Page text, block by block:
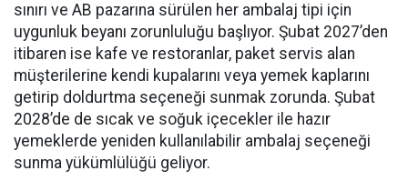
sınırı ve AB pazarına sürülen her ambalaj tipi için
uygunluk beyanı zorunluluğu başlıyor. Şubat 2027’den
itibaren ise kafe ve restoranlar, paket servis alan
müşterilerine kendi kupalarını veya yemek kaplarını
getirip doldurtma seçeneği sunmak zorunda. Şubat
2028’de de sıcak ve soğuk içecekler ile hazır
yemeklerde yeniden kullanılabilir ambalaj seçeneği
sunma yükümlülüğü geliyor.